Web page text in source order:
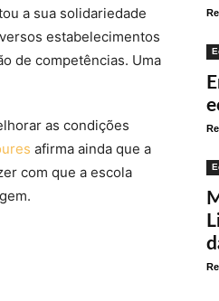
a sua solidariedade
estabelecimentos
de competências. Uma
as condições
afirma ainda que a
com que a escola